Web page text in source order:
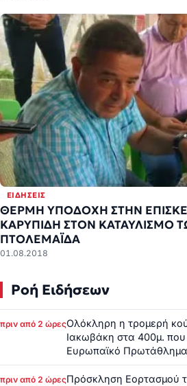
ΕΙΔΉΣΕΙΣ
ΘΕΡΜΗ ΥΠΟΔΟΧΗ ΣΤΗΝ
ΚΑΡΥΠΙΔΗ ΣΤΟΝ ΚΑΤΑΥΛΙΣΜΟ
ΠΤΟΛΕΜΑΪΔΑ
01.08.2018
Ροή Ειδήσεων
πριν από 2 ώρεςΟλόκληρη η τρομερή
Ιακωβάκη στα 400μ.
Ευρωπαϊκό Πρωτάθλημα
πριν από 2 ώρεςΠρόσκληση Εορτασμού